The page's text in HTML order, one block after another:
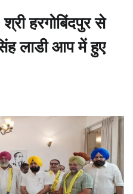
हरगोबिंदपुर से
लाडी आप में हुए